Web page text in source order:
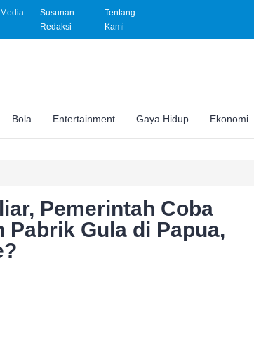
Susunan
Redaksi
Tentang
Kami
Bola Entertainment Gaya Hidup Ekonomi
Pemerintah Coba
Pabrik Gula di Papua,